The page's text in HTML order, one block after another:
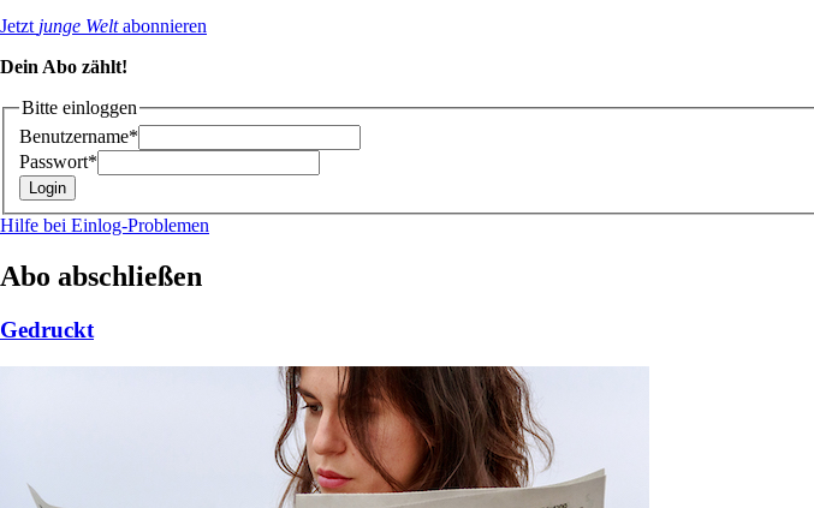
Jetzt junge Weltabonnieren
Dein Abo zählt!
Bitte einloggen
Benutzername*
Passwort*
Hilfe bei Einlog-Problemen
Abo abschließen
Gedruckt